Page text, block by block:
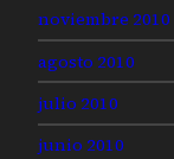
noviembre 2010
agosto 2010
julio 2010
junio 2010